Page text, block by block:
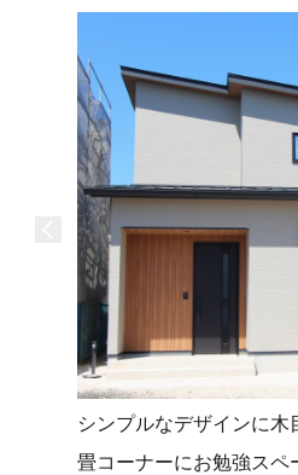
シンプルなデザインに木
畳コーナーにお勉強スペ